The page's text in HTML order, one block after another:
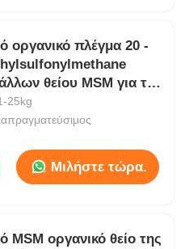
οργανικό πλέγμα 20 -
θείου MSM για τη
25kg
Μιλήστε τώρα.
MSM οργανικό θείο της